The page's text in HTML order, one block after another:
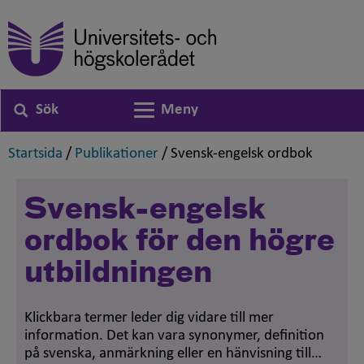
Sök
Växla navigering
Meny
Startsida ,
/ Publikationer ,
/ Svensk-engelsk ordbok
Svensk-engelsk
ordbok för den högre
utbildningen
Klickbara termer leder dig vidare till mer
information. Det kan vara synonymer, definition
på svenska, anmärkning eller en hänvisning till